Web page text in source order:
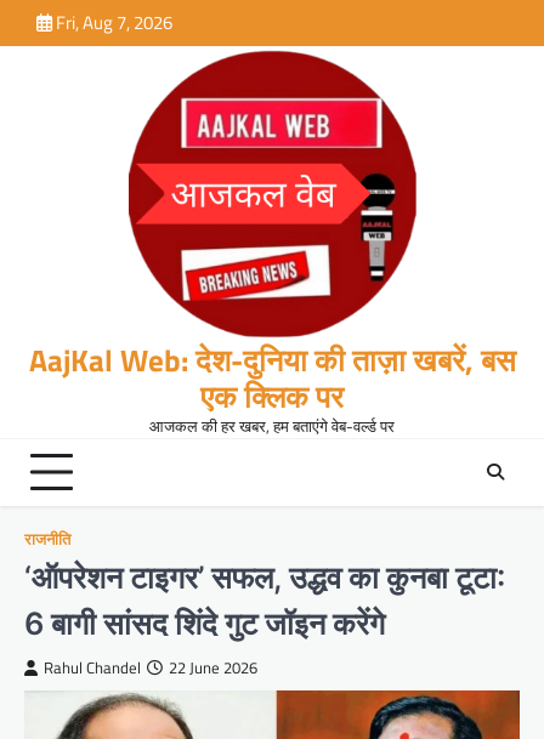
to
Fri, Aug 7, 2026
AajKal Web: देश-दुनिया की ताज़ा खबरें, बस
एक क्लिक पर
आजकल की हर खबर, हम बताएंगे वेब-वर्ल्ड पर
राजनीति
‘ऑपरेशन टाइगर’ सफल, उद्धव का कुनबा टूटा:
6 बागी सांसद शिंदे गुट जॉइन करेंगे
Rahul Chandel 22 June 2026